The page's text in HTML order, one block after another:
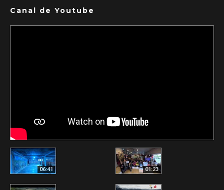
Canal de Youtube
06:41 01:23